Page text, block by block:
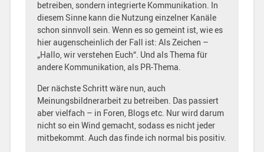
betreiben, sondern integrierte Kommunikation. In
diesem Sinne kann die Nutzung einzelner Kanäle
schon sinnvoll sein. Wenn es so gemeint ist, wie es
hier augenscheinlich der Fall ist: Als Zeichen –
„Hallo, wir verstehen Euch“. Und als Thema für
andere Kommunikation, als PR-Thema.
Der nächste Schritt wäre nun, auch
Meinungsbildnerarbeit zu betreiben. Das passiert
aber vielfach – in Foren, Blogs etc. Nur wird darum
nicht so ein Wind gemacht, sodass es nicht jeder
mitbekommt. Auch das finde ich normal bis positiv.